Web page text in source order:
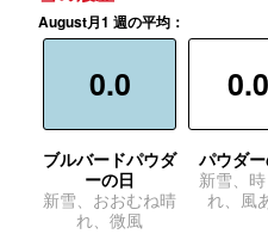
August月1 週の平均：
0.0
ブルバードパウダ
ーの日
新雪、おおむね晴
れ、微風
0.0
パウダ
新雪、
れ、風